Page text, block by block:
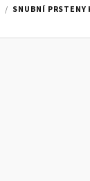
/ SNUBNÍ